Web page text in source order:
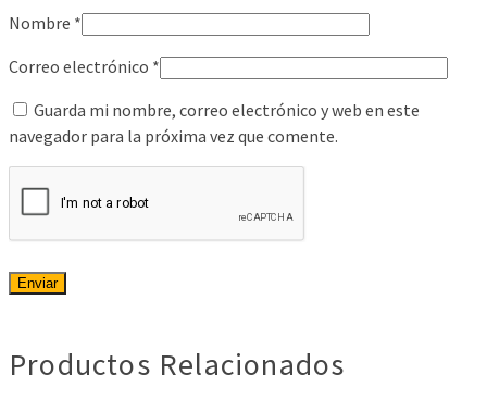
Nombre *
Correo electrónico *
Guarda mi nombre, correo electrónico y web en este
navegador para la próxima vez que comente.
Productos Relacionados